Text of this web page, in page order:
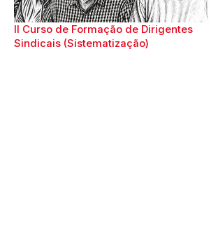
II Curso de Formação de Dirigentes
Sindicais (Sistematização)